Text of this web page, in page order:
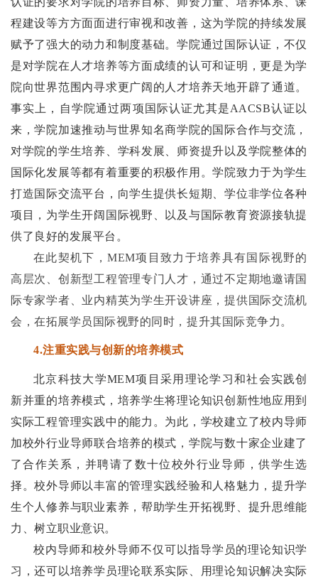
程建设等方方面面进行审视和改善，这为学院的持续发展
赋予了强大的动力和制度基础。学院通过国际认证，不仅
是对学院在人才培养等方面成绩的认可和证明，更是为学
院向世界范围内寻求更广阔的人才培养天地开辟了通道。
事实上，自学院通过两项国际认证尤其是AACSB认证以
来，学院加速推动与世界知名商学院的国际合作与交流，
对学院的学生培养、学科发展、师资提升以及学院整体的
国际化发展等都有着重要的积极作用。学院致力于为学生
打造国际交流平台，向学生提供长短期、学位非学位各种
项目，为学生开阔国际视野、以及与国际教育资源接轨提
供了良好的发展平台。
在此契机下 ， MEM项目致力于培养具有国际视野的
高层次、 创新型工程管理专门人才，通过不定期地邀请国
际专家学者、业内精英为学生开设讲座，提供国际交流机
会，在拓展学员国际视野的同时，提升其国际竞争力。
4.注重实践与创新的培养模式
北京科技大学MEM项目采用理论学习和社会实践创
新并重的培养模式，培养学生将理论知识创新性地应用到
实际工程管理实践中的能力。为此，学校建立了校内导师
加校外行业导师联合培养的模式，学院与数十家企业建了
了合作关系，并聘请了数十位校外行业导师，供学生选
择。校外导师以丰富的管理实践经验和人格魅力，提升学
生个人修养与职业素养，帮助学生开拓视野、提升思维能
力、树立职业意识。
校内导师和校外导师不仅可以指导学员的理论知识学
习，还可以培养学员理论联系实际、用理论知识解决实际